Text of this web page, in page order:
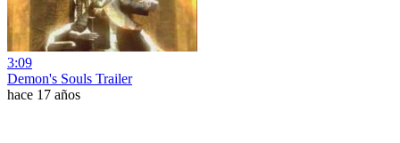
3:09
Demon's Souls Trailer
hace 17 años